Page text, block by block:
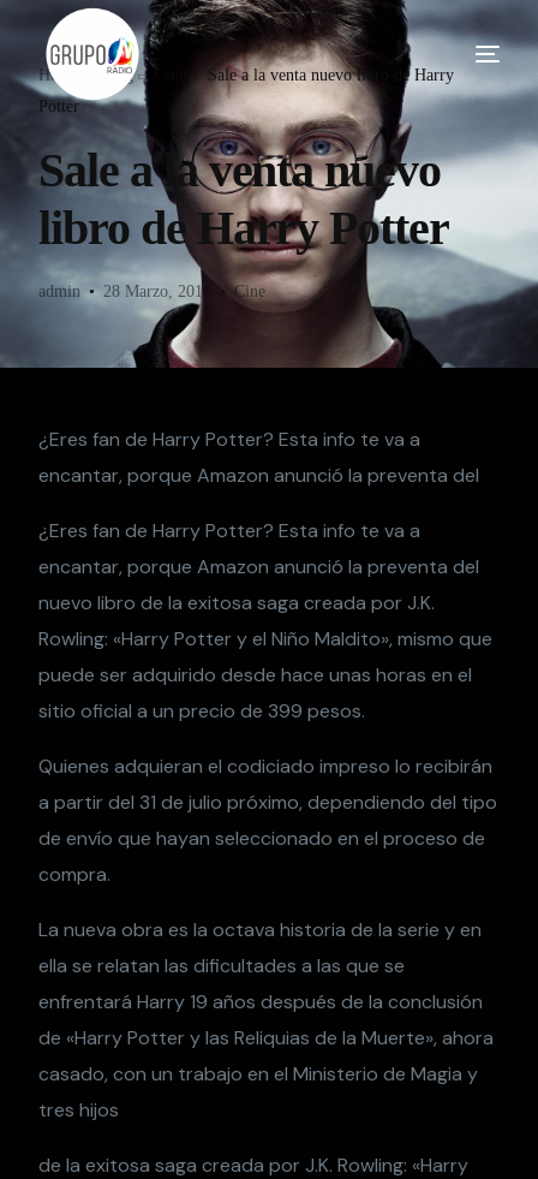
Home Blog
Sale a la venta nuevo libro de Harry
Potter
Sale a la venta nuevo
libro de Harry Potter
admin 28 Marzo, 2016 Cine
¿Eres fan de Harry Potter? Esta info te va a
encantar, porque Amazon anunció la preventa del
¿Eres fan de Harry Potter? Esta info te va a
encantar, porque Amazon anunció la preventa del
nuevo libro de la exitosa saga creada por J.K.
Rowling: «Harry Potter y el Niño Maldito», mismo que
puede ser adquirido desde hace unas horas en el
sitio oficial a un precio de 399 pesos.
Quienes adquieran el codiciado impreso lo recibirán
a partir del 31 de julio próximo, dependiendo del tipo
de envío que hayan seleccionado en el proceso de
compra.
La nueva obra es la octava historia de la serie y en
ella se relatan las dificultades a las que se
enfrentará Harry 19 años después de la conclusión
de «Harry Potter y las Reliquias de la Muerte», ahora
casado, con un trabajo en el Ministerio de Magia y
tres hijos
de la exitosa saga creada por J.K. Rowling: «Harry